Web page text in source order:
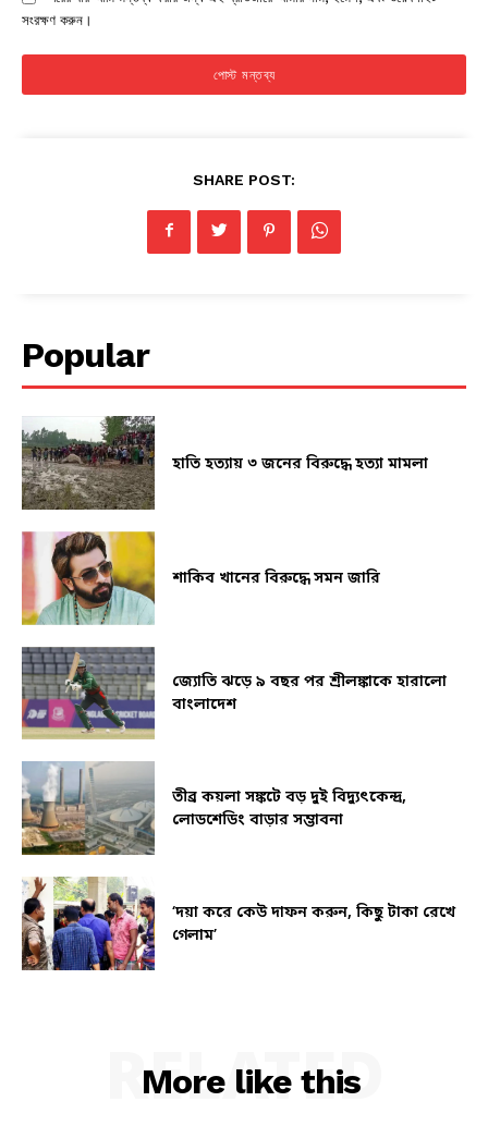
সংরক্ষণ করুন।
SHARE POST:
Popular
হাতি হত্যায় ৩ জনের বিরুদ্ধে হত্যা মামলা
শাকিব খানের বিরুদ্ধে সমন জারি
জ্যোতি ঝড়ে ৯ বছর পর শ্রীলঙ্কাকে হারালো
বাংলাদেশ
তীব্র কয়লা সঙ্কটে বড় দুই বিদ্যুৎকেন্দ্র,
লোডশেডিং বাড়ার সম্ভাবনা
‘দয়া করে কেউ দাফন করুন, কিছু টাকা রেখে
গেলাম’
More like this
RELATED